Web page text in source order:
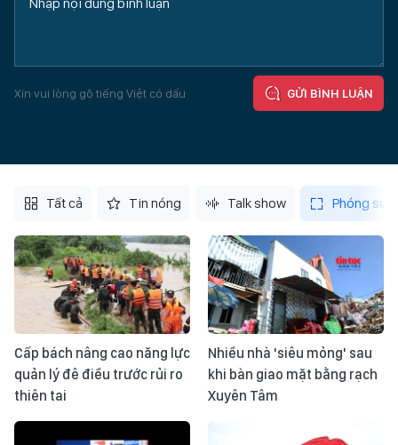
Xin vui lòng gõ tiếng Việt có dấu GỬI BÌNH LUẬN
Tất cả Tin nóng Talk show Phóng sự
Cấp bách nâng cao năng lực
quản lý đê điều trước rủi ro
thiên tai
Nhiều nhà 'siêu mỏng' sau
khi bàn giao mặt bằng rạch
Xuyên Tâm